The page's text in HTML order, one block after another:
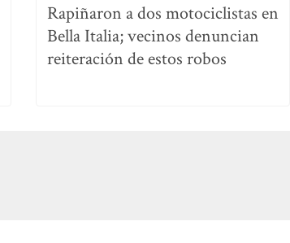
Rapiñaron a dos motociclistas en
Bella Italia; vecinos denuncian
reiteración de estos robos